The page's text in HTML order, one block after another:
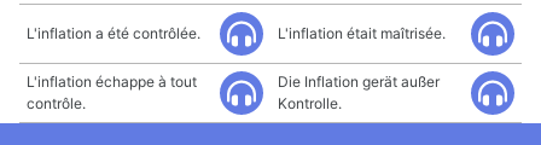
L'inflation a été contrôlée. L'inflation était maîtrisée.
L'inflation échappe à tout
contrôle.
Die Inflation gerät außer
Kontrolle.